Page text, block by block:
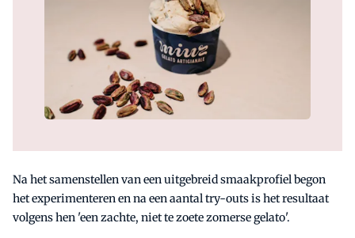
Na het samenstellen van een uitgebreid smaakprofiel begon
het experimenteren en na een aantal try-outs is het resultaat
volgens hen 'een zachte, niet te zoete zomerse gelato'.